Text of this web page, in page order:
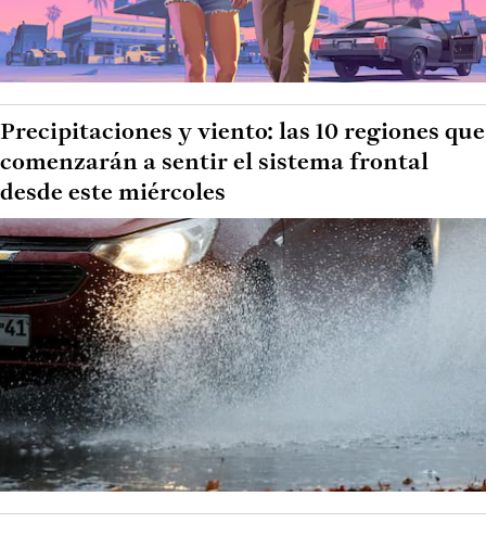
Precipitaciones y viento: las 10 regiones que
comenzarán a sentir el sistema frontal
desde este miércoles